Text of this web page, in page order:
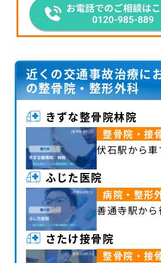
近くの交通事故治療に
の整骨院・整形外科
きずな整骨院林院
整骨院・接
伏石駅から
ふじた医院
病院・整形
善通寺駅か
さたけ接骨院
整骨院・接